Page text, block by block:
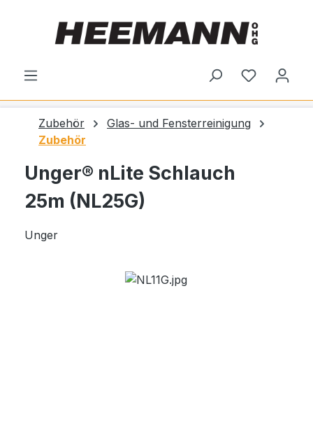
Du hast 0
Zubehör
Glas- und Fensterreinigung
Zubehör
Unger® nLite Schlauch
25m (NL25G)
Unger
Bildergalerie überspringen